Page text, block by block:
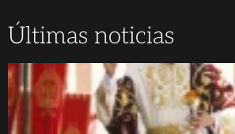
Últimas noticias